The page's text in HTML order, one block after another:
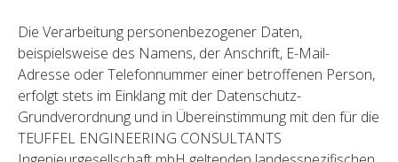
Die Verarbeitung personenbezogener Daten,
beispielsweise des Namens, der Anschrift, E-Mail-
Adresse oder Telefonnummer einer betroffenen Person,
erfolgt stets im Einklang mit der Datenschutz-
Grundverordnung und in Übereinstimmung mit den für die
TEUFFEL ENGINEERING CONSULTANTS